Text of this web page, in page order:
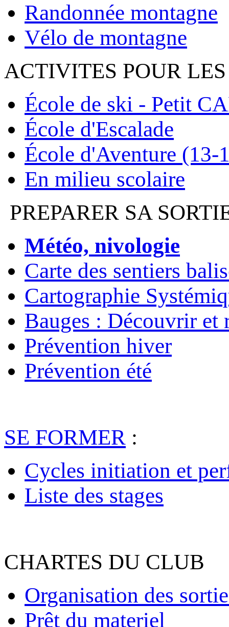
Randonnée montagne
Vélo de montagne
ACTIVITES POUR
École de ski - Petit
École d'Escalade
École d'Aventure (13-
En milieu scolaire
PREPARER SA
Météo, nivologie
Carte des sentiers
Cartographie
Bauges : Découvrir et
Prévention hiver
Prévention été
SE FORMER :
Cycles initiation et
Liste des stages
CHARTES DU CLUB
Organisation des
Prêt du materiel